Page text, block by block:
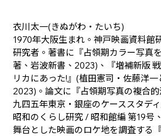
衣川太一(きぬがわ・たいち)
1970年大阪生まれ。神戸映画資料館
研究者。著書に『占領期カラー写真
著、岩波新書、2023)、『増補新版
リカにあった!』(植田憲司・佐藤洋一
2023)。論文に『占領期写真の複合
九四五年東京・銀座のケーススタデ
昭和のくらし研究 / 昭和館編 第19号
舞台とした映画のロケ地を調査する